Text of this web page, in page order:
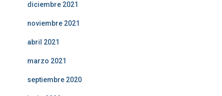
diciembre 2021
noviembre 2021
abril 2021
marzo 2021
septiembre 2020